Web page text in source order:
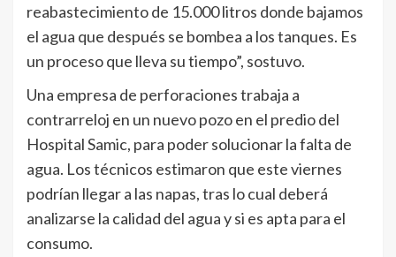
reabastecimiento de 15.000 litros donde bajamos
el agua que después se bombea a los tanques. Es
un proceso que lleva su tiempo”, sostuvo.
Una empresa de perforaciones trabaja a
contrarreloj en un nuevo pozo en el predio del
Hospital Samic, para poder solucionar la falta de
agua. Los técnicos estimaron que este viernes
podrían llegar a las napas, tras lo cual deberá
analizarse la calidad del agua y si es apta para el
consumo.